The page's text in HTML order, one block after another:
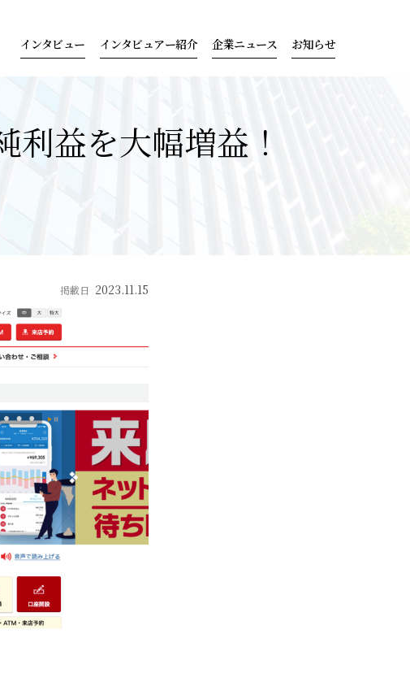
インタビュー インタビュアー紹介 企業ニュース お知らせ
益を大幅増益！
掲載日 2023.11.15